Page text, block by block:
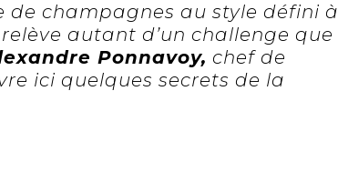
de champagnes au style défini à
autant d’un challenge que
Ponnavoy, chef de
ici quelques secrets de la